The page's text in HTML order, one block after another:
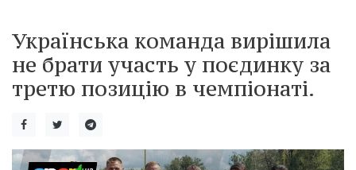
Українська команда вирішила
не брати участь у поєдинку за
третю позицію в чемпіонаті.